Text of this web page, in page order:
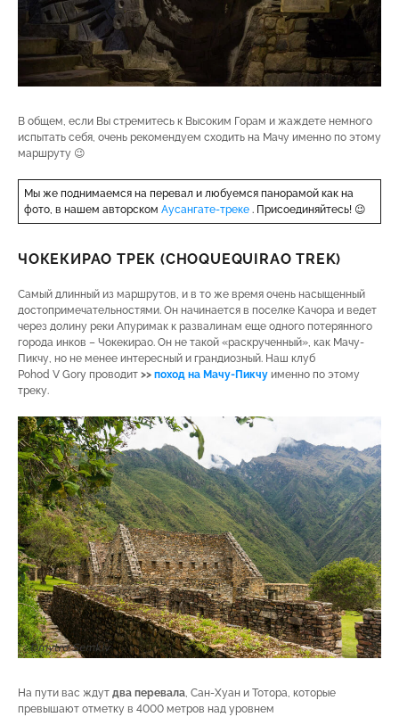
В общем, если Вы стремитесь к Высоким Горам и жаждете немного
испытать себя, очень рекомендуем сходить на Мачу именно по этому
маршруту 😉
Мы же поднимаемся на перевал и любуемся панорамой как на
фото, в нашем авторском Аусангате-треке . Присоединяйтесь! 😉
ЧОКЕКИРАО ТРЕК (CHOQUEQUIRAO TREK)
Самый длинный из маршрутов, и в то же время очень насыщенный
достопримечательностями. Он начинается в поселке Качора и ведет
через долину реки Апуримак к развалинам еще одного потерянного
города инков – Чокекирао. Он не такой «раскрученный», как Мачу-
Пикчу, но не менее интересный и грандиозный. Наш клуб
Pohod V Gory проводит >> поход на Мачу-Пикчу именно по этому
треку.
На пути вас ждут два перевала, Сан-Хуан и Тотора, которые
превышают отметку в 4000 метров над уровнем